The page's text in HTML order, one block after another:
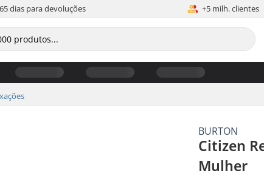
dias para devoluções +5 milh. clientes
BURTON
Citizen
Mulher